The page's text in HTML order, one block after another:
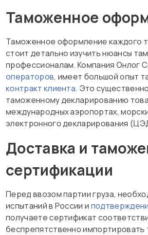
Таможенное
Таможенное оформление каждого
стоит детально изучить нюансы
профессионалам. Компания Онлог
операторов, имеет большой опыт
контракт клиента. Это
таможенному декларированию
международных аэропортах,
электронного декларирования
Доставка и
сертификации
Перед ввозом партии груза,
испытаний в России и
получаете сертификат
беспрепятственно импортировать